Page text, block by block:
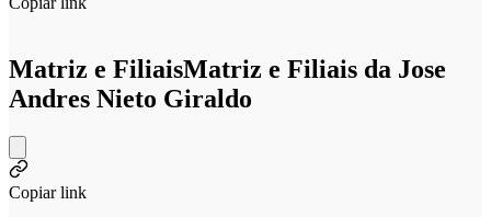
Matriz e FiliaisMatriz e Filiais da Jose
Andres Nieto Giraldo
Copiar link